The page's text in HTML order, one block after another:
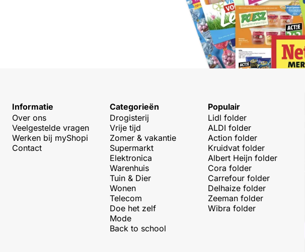
Informatie
Over ons
Veelgestelde vragen
Werken bij myShopi
Contact
Categorieën
Drogisterij
Vrije tijd
Zomer & vakantie
Supermarkt
Elektronica
Warenhuis
Tuin & Dier
Wonen
Telecom
Doe het zelf
Mode
Back to school
Populair
Lidl folder
ALDI folder
Action folder
Kruidvat folder
Albert Heijn folder
Cora folder
Carrefour folder
Delhaize folder
Zeeman folder
Wibra folder